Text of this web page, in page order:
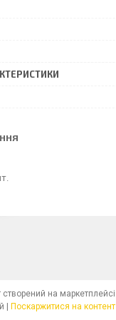
створений на маркетплейсі
Усовський Хвостовський | Поскаржитися на контент